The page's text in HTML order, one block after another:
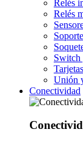
Relés
Relés
Switch
Unión
Conectividad